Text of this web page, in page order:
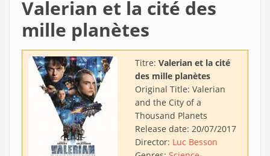
Valerian et la cité des
mille planètes
Titre: Valerian et la cité
des mille planètes
Original Title: Valerian
and the City of a
Thousand Planets
Release date: 20/07/2017
Director: Luc Besson